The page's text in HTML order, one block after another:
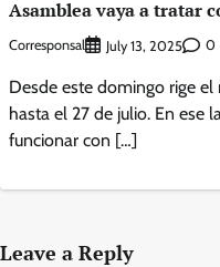
Asamblea vaya a tratar
Corresponsal July 13, 2025 0
Desde este domingo rige el
hasta el 27 de julio. En ese
funcionar con […]
Leave a Reply